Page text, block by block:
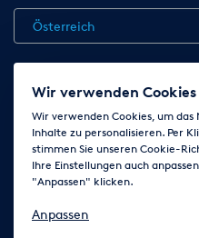
Österreich
Jobs Kontakt News
AGB
Impressum
Wir verwenden Cookies
Wir verwenden Cookies, um
Inhalte zu personalisieren. Per
stimmen Sie unseren Cookie-
Ihre Einstellungen auch
"Anpassen" klicken.
Anpassen